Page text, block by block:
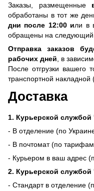
Заказы, размещенные
обработаны в тот же
дни после 12:00 или в
обращены на следующий
Отправка заказов
рабочих дней , в
После отгрузки вашего
транспортной накладной
Доставка
1. Курьерской
- В отделение (по
- В почтомат (по тарифам
- Курьером в ваш адрес
2. Курьерской службой
- Стандарт в отделение